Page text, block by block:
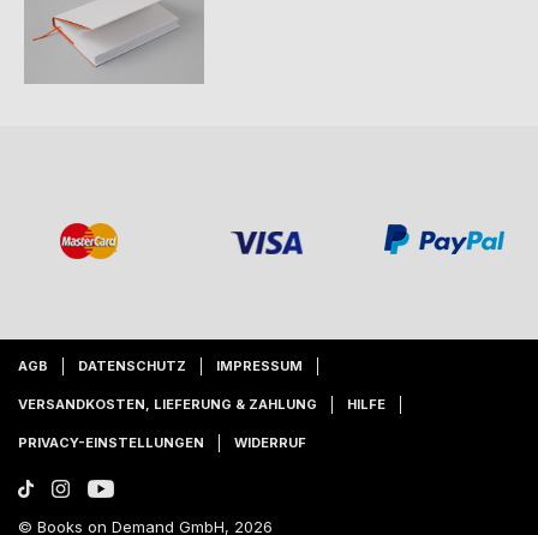
AGB DATENSCHUTZ IMPRESSUM
VERSANDKOSTEN, LIEFERUNG & ZAHLUNG HILFE
PRIVACY-EINSTELLUNGEN WIDERRUF
© Books on Demand GmbH, 2026